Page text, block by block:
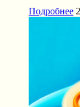
Подробнее